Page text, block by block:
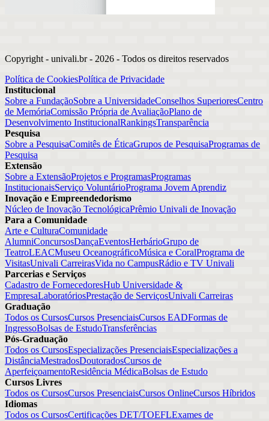
Copyright - univali.br - 2026 - Todos os direitos reservados
Política de CookiesPolítica de Privacidade
Institucional
Sobre a FundaçãoSobre a UniversidadeConselhos SuperioresCentro
de MemóriaComissão Própria de AvaliaçãoPlano de
Desenvolvimento InstitucionalRankingsTransparência
Pesquisa
Sobre a PesquisaComitês de ÉticaGrupos de PesquisaProgramas de
Pesquisa
Extensão
Sobre a ExtensãoProjetos e ProgramasProgramas
InstitucionaisServiço VoluntárioPrograma Jovem Aprendiz
Inovação e Empreendedorismo
Núcleo de Inovação TecnológicaPrêmio Univali de Inovação
Para a Comunidade
Arte e CulturaComunidade
AlumniConcursosDançaEventosHerbárioGrupo de
TeatroLEACMuseu OceanográficoMúsica e CoralPrograma de
VisitasUnivali CarreirasVida no CampusRádio e TV Univali
Parcerias e Serviços
Cadastro de FornecedoresHub Universidade &
EmpresaLaboratóriosPrestação de ServiçosUnivali Carreiras
Graduação
Todos os CursosCursos PresenciaisCursos EADFormas de
IngressoBolsas de EstudoTransferências
Pós-Graduação
Todos os CursosEspecializações PresenciaisEspecializações a
DistânciaMestradosDoutoradosCursos de
AperfeiçoamentoResidência MédicaBolsas de Estudo
Cursos Livres
Todos os CursosCursos PresenciaisCursos OnlineCursos Híbridos
Idiomas
Todos os CursosCertificações DET/TOEFLExames de